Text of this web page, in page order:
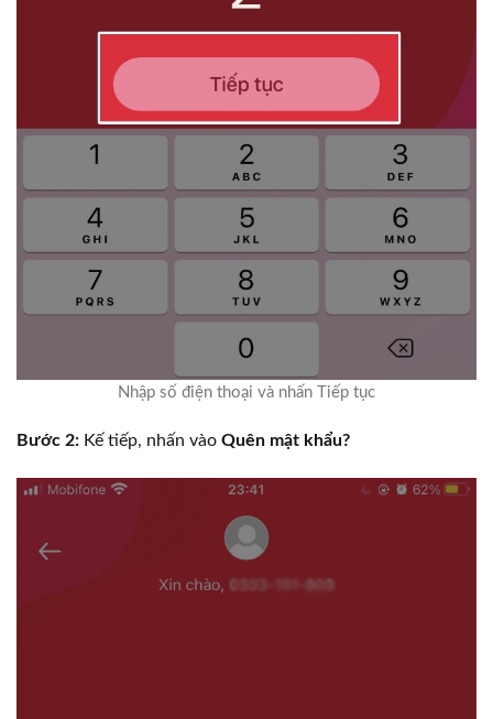
Nhập số điện thoại và nhấn Tiếp tục
Bước 2: Kế tiếp, nhấn vào Quên mật khẩu?